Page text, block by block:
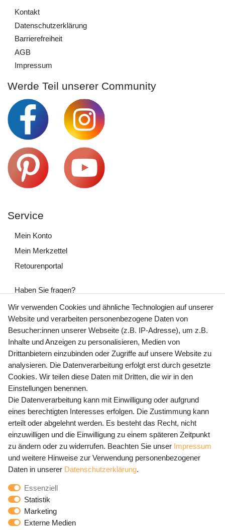
Kontakt
Daten­schutz­erklärung
Barrierefreiheit
AGB
Impressum
Werde Teil unserer Community
Service
Mein Konto
Mein Merkzettel
Retourenportal
Haben Sie fragen?
+49 (0) 35243 460 400
Mo-Fr 9-15 Uhr
shop@banjado.com
Preisangaben inkl. gesetzl. MwSt. und zzgl. Service- und
Versandkosten
Newsletter Anmeldung - Keine Angebote
mehr verpassen!
E-MAIL **
Newsletter
Honig
Hiermit bestätige ich, dass ich die
gelesen habe. Meine Einwilligung kann ich jederzeit
widerrufen.**
Wir verwenden Cookies und ähnliche Technologien auf unserer
Website und verarbeiten personenbezogene Daten von
Besucher:innen unserer Webseite (z.B. IP-Adresse), um z.B.
Inhalte und Anzeigen zu personalisieren, Medien von
Drittanbietern einzubinden oder Zugriffe auf unsere Website zu
analysieren. Die Datenverarbeitung erfolgt erst durch gesetzte
Cookies. Wir teilen diese Daten mit Dritten, die wir in den
Einstellungen benennen.
Die Datenverarbeitung kann mit Einwilligung oder aufgrund
eines berechtigten Interesses erfolgen. Die Zustimmung kann
erteilt oder abgelehnt werden. Es besteht das Recht, nicht
einzuwilligen und die Einwilligung zu einem späteren Zeitpunkt
zu ändern oder zu widerrufen. Beachten Sie unser Impressum
und weitere Hinweise zur Verwendung personenbezogener
Daten in unserer Daten­schutz­erklärung.
Essenziell
Statistik
Marketing
Externe Medien